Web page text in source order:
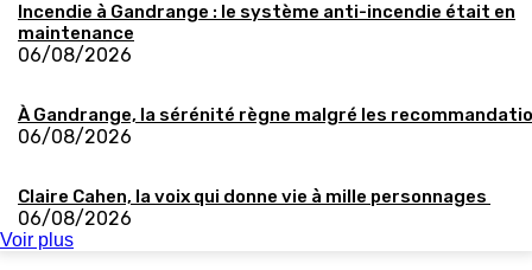
Incendie à Gandrange : le système anti-incendie était en
maintenance
06/08/2026
À Gandrange, la sérénité règne malgré les
06/08/2026
Claire Cahen, la voix qui donne vie à mille personnages
06/08/2026
Voir plus